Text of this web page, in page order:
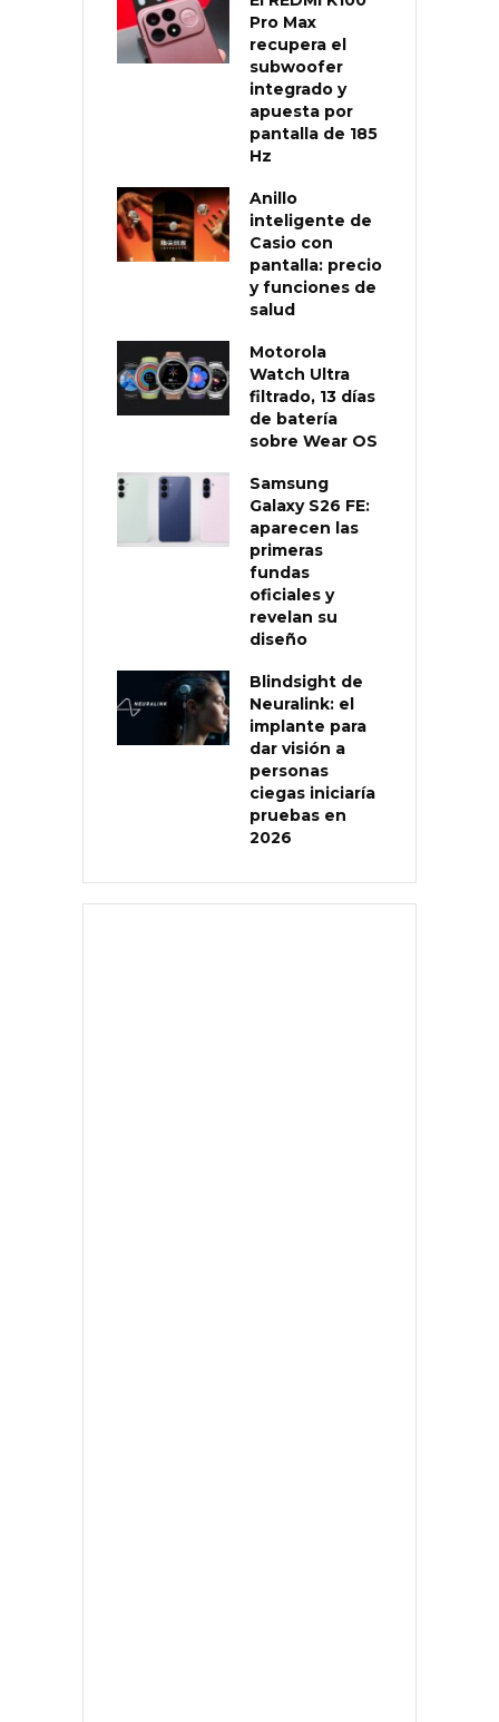
Pro Max
recupera el
subwoofer
integrado y
apuesta por
pantalla de 185
Hz
Anillo
inteligente de
Casio con
pantalla: precio
y funciones de
salud
Motorola
Watch Ultra
filtrado, 13 días
de batería
sobre Wear OS
Samsung
Galaxy S26 FE:
aparecen las
primeras
fundas
oficiales y
revelan su
diseño
Blindsight de
Neuralink: el
implante para
dar visión a
personas
ciegas iniciaría
pruebas en
2026